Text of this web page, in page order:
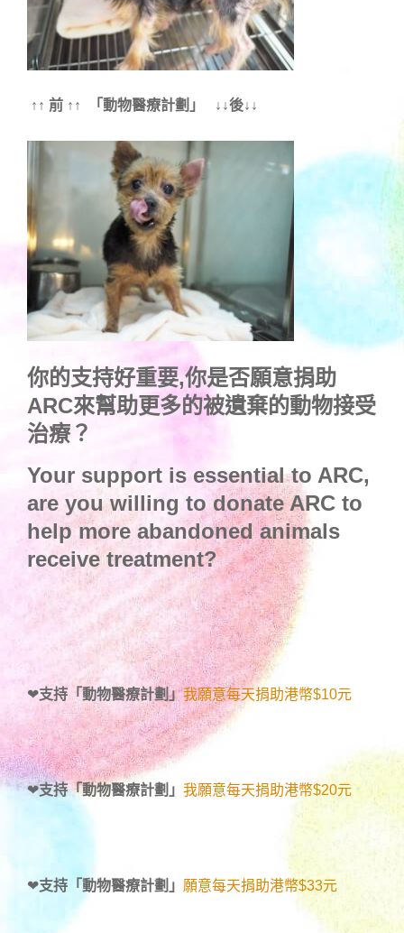
↑↑ 前 ↑↑ 「動物醫療計劃」 ↓↓後↓↓
你的支持好重要,你是否願意捐助
ARC來幫助更多的被遺棄的動物接受
治療？
Your support is essential to ARC,
are you willing to donate ARC to
help more abandoned animals
receive treatment?
❤支持「動物醫療計劃」我願意每天捐助港幣$10元
❤支持「動物醫療計劃」 我願意每天捐助港幣$20元
❤支持「動物醫療計劃」 願意每天捐助港幣$33元